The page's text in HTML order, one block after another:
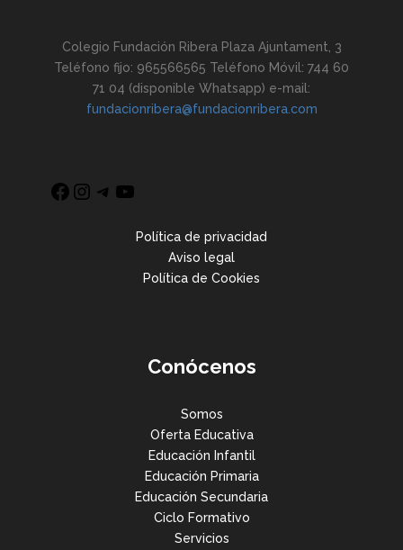
Colegio Fundación Ribera Plaza Ajuntament, 3
Teléfono fijo: 965566565 Teléfono Móvil: 744 60
71 04 (disponible Whatsapp) e-mail:
fundacionribera@fundacionribera.com
Política de privacidad
Aviso legal
Política de Cookies
Conócenos
Somos
Oferta Educativa
Educación Infantil
Educación Primaria
Educación Secundaria
Ciclo Formativo
Servicios